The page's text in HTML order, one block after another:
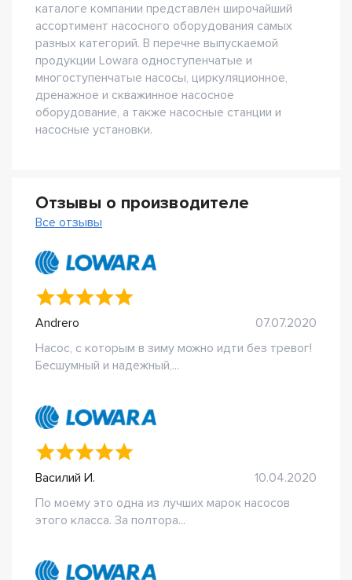
каталоге компании представлен широчайший
ассортимент насосного оборудования самых
разных категорий. В перечне выпускаемой
продукции Lowara одноступенчатые и
многоступенчатые насосы, циркуляционное,
дренажное и скважинное насосное
оборудование, а также насосные станции и
насосные установки.
Отзывы о производителе
Все отзывы
Andrero
07.07.2020
Насос, с которым в зиму можно идти без тревог!
Бесшумный и надежный,...
Василий И.
10.04.2020
По моему это одна из лучших марок насосов
этого класса. За полтора...